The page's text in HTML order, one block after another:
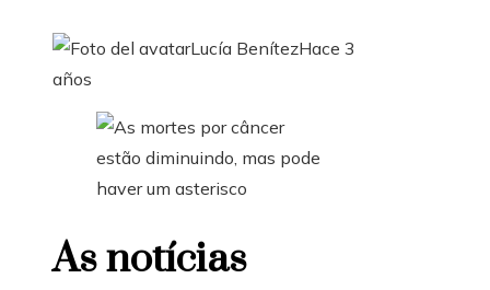
Lucía BenítezHace 3
años
As notícias